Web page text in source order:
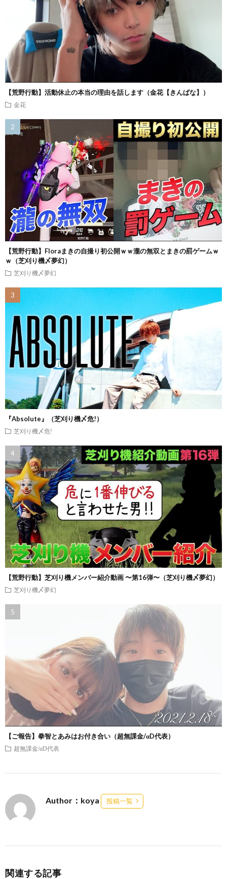
【荒野行動】活動休止の本当の理由を話します（金花【きんばな】）
金花
【荒野行動】Floraまきの自撮り初公開ｗｗ瀧の無双とまきの罰ゲームｗ
ｗ（芝刈り機〆夢幻）
芝刈り機〆夢幻
『Absolute』（芝刈り機〆危!）
芝刈り機〆危!
【荒野行動】芝刈り機メンバー紹介動画 〜第16弾〜（芝刈り機〆夢幻）
芝刈り機〆夢幻
【ご報告】拳智とあみはお付き合い（超無課金/αD代表）
超無課金/αD代表
Author：koya 投稿一覧
関連する記事